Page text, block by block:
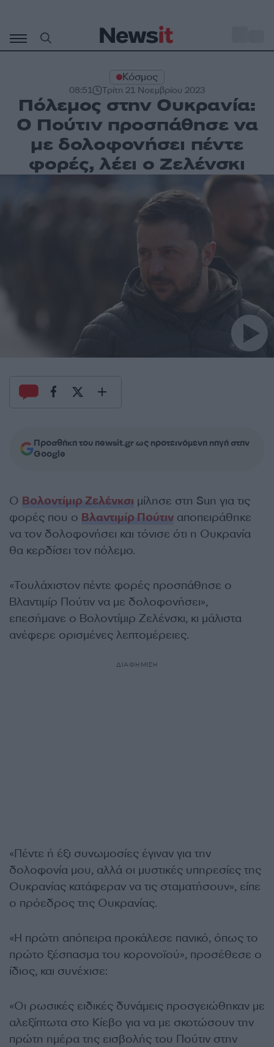
περιεχόμενο
Κόσμος
08:51 Τρίτη 21 Νοεμβρίου 2023
Πόλεμος στην Ουκρανία:
Ο Πούτιν προσπάθησε να
με δολοφονήσει πέντε
φορές, λέει ο Ζελένσκι
Προσθήκη του newsit.gr ως προτεινόμενη πηγή στην
Google
Ο Βολοντίμιρ Ζελένκσι μίλησε στη Sun για τις
φορές που ο Βλαντιμίρ Πούτιν αποπειράθηκε
να τον δολοφονήσει και τόνισε ότι η Ουκρανία
θα κερδίσει τον πόλεμο.
«Τουλάχιστον πέντε φορές προσπάθησε ο
Βλαντιμίρ Πούτιν να με δολοφονήσει»,
επεσήμανε ο Βολοντίμιρ Ζελένσκι, κι μάλιστα
ανέφερε ορισμένες λεπτομέρειες.
ΔΙΑΦΗΜΙΣΗ
«Πέντε ή έξι συνωμοσίες έγιναν για την
δολοφονία μου, αλλά οι μυστικές υπηρεσίες της
Ουκρανίας κατάφεραν να τις σταματήσουν», είπε
ο πρόεδρος της Ουκρανίας.
«Η πρώτη απόπειρα προκάλεσε πανικό, όπως το
πρώτο ξέσπασμα του κορονοϊού», προσέθεσε ο
ίδιος, και συνέχισε:
«Οι ρωσικές ειδικές δυνάμεις προσγειώθηκαν με
αλεξίπτωτα στο Κίεβο για να με σκοτώσουν την
πρώτη ημέρα της εισβολής του Πούτιν στην